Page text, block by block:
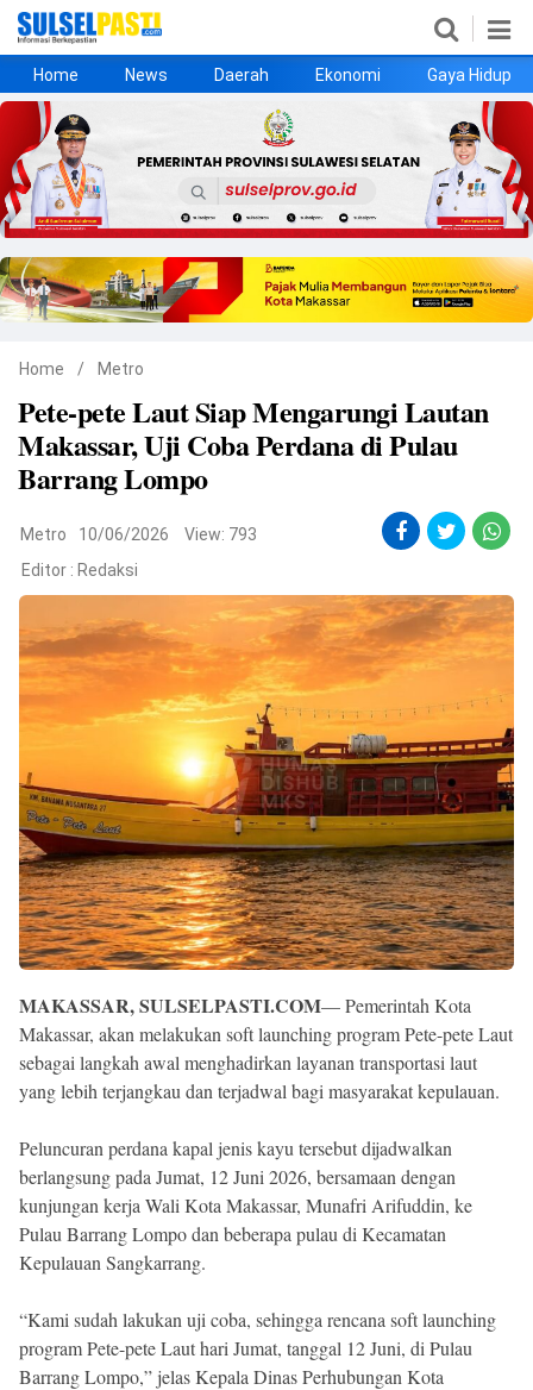
Home
News
Daerah
Ekonomi
Gaya Hidup
Kesehatan
Metro
Nasional
Hukrim
Olahraga
Politik
UMKM
Opini
©
Copyright
2026
Sulselpasti.com
.
Reserved
Home News Daerah Ekonomi Gaya Hidup
Home / Metro
Pete-pete Laut Siap Mengarungi Lautan
Makassar, Uji Coba Perdana di Pulau
Barrang Lompo
Metro 10/06/2026
View: 793
Editor : Redaksi
MAKASSAR, SULSELPASTI.COM— Pemerintah Kota
Makassar, akan melakukan soft launching program Pete-pete Laut
sebagai langkah awal menghadirkan layanan transportasi laut
yang lebih terjangkau dan terjadwal bagi masyarakat kepulauan.
Peluncuran perdana kapal jenis kayu tersebut dijadwalkan
berlangsung pada Jumat, 12 Juni 2026, bersamaan dengan
kunjungan kerja Wali Kota Makassar, Munafri Arifuddin, ke
Pulau Barrang Lompo dan beberapa pulau di Kecamatan
Kepulauan Sangkarrang.
“Kami sudah lakukan uji coba, sehingga rencana soft launching
program Pete-pete Laut hari Jumat, tanggal 12 Juni, di Pulau
Barrang Lompo,” jelas Kepala Dinas Perhubungan Kota